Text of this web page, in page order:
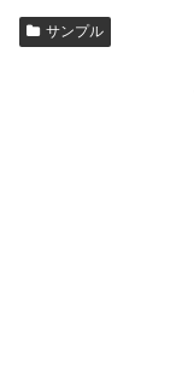
サンプル